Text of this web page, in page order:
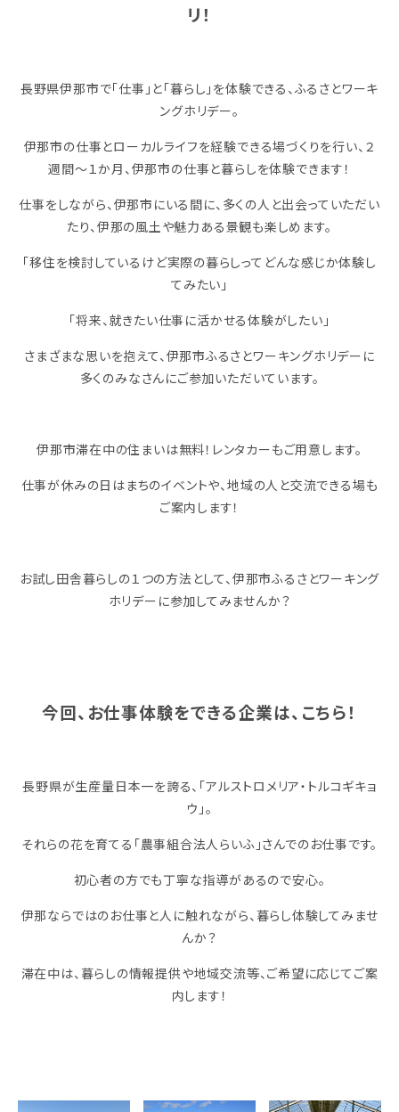
リ！
長野県伊那市で「仕事」と「暮らし」を体験できる、ふるさとワーキ
ングホリデー。
伊那市の仕事とローカルライフを経験できる場づくりを行い、２
週間～１か月、伊那市の仕事と暮らしを体験できます！
仕事をしながら、伊那市にいる間に、多くの人と出会っていただい
たり、伊那の風土や魅力ある景観も楽しめます。
「移住を検討しているけど実際の暮らしってどんな感じか体験し
てみたい」
「将来、就きたい仕事に活かせる体験がしたい」
さまざまな思いを抱えて、伊那市ふるさとワーキングホリデーに
多くのみなさんにご参加いただいています。
伊那市滞在中の住まいは無料！レンタカーもご用意します。
仕事が休みの日はまちのイベントや、地域の人と交流できる場も
ご案内します！
お試し田舎暮らしの１つの方法として、伊那市ふるさとワーキング
ホリデーに参加してみませんか？
今回、お仕事体験をできる企業は、こちら！
長野県が生産量日本一を誇る、「アルストロメリア・トルコギキョ
ウ」。
それらの花を育てる「農事組合法人らいふ」さんでのお仕事です。
初心者の方でも丁寧な指導があるので安心。
伊那ならではのお仕事と人に触れながら、暮らし体験してみませ
んか？
滞在中は、暮らしの情報提供や地域交流等、ご希望に応じてご案
内します！